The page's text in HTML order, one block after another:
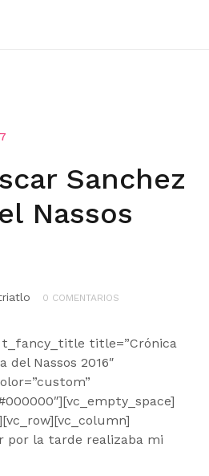
Sanchez
Nassos
0 COMENTARIOS
title=”Crónica
del Nassos 2016″
por la tarde realizaba mi